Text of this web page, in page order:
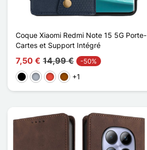
Coque Xiaomi Redmi Note 15 5G Porte-
Cartes et Support Intégré
7,50 € 14,99 € -50%
PretoCinzentoVermelho
Castanho
+1